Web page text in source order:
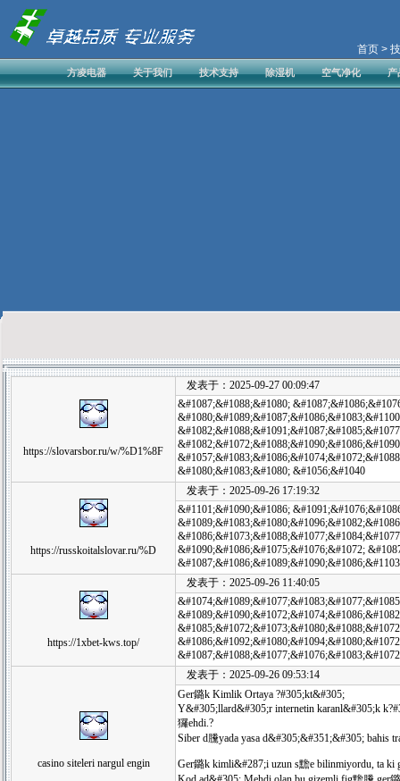
首页 >
方凌电器 关于我们 技术支持 除湿机 空气净化 产
https://slovarsbor.ru/w/%D1%8F
发表于：2025-09-27 00:09:47
&#1087;&#1088;&#1080;
&#1080;&#1083;&#1080; &#1056;&#1040
https://russkoitalslovar.ru/%D
发表于：2025-09-26 17:19:32
&#1101;&#1090;&#1086;
&#1090;&#1086;&#1075;&#1076;&#1072;
https://1xbet-kws.top/
发表于：2025-09-26 11:40:05
casino siteleri nargul engin
发表于：2025-09-26 09:53:14
Ger鏴k Kimlik Ortaya ?#305;kt&#305;
Y&#305;llard&#305;r internetin karanl&#305;k
玀ehdi.?
Siber d黱yada yasa d&#305;&#351;&#305; bahis
Ger鏴k kimli&#287;i uzun s黵e bilinmiyordu, ta ki